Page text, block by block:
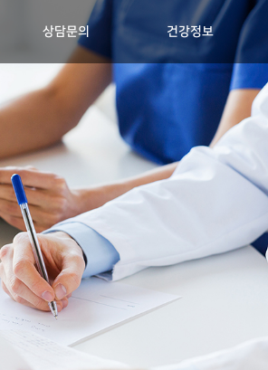
상담문의 건강정보